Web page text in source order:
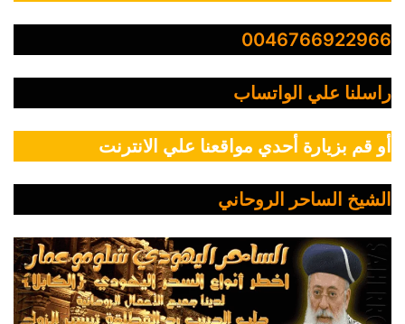
0046766922966
راسلنا علي الواتساب
أو قم بزيارة أحدي مواقعنا علي الانترنت
الشيخ الساحر الروحاني